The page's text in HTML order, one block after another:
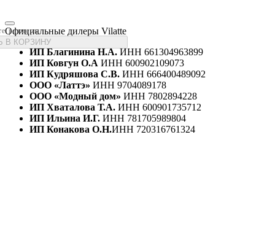
размеры
В КОРЗИНУ
Официальные дилеры Vilatte
ИП Благинина Н.А.ИНН 661304963899
ИП Ковгун О.А ИНН 600902109073
ИП Кудряшова С.В. ИНН 666400489092
ООО «Латтэ» ИНН 9704089178
ООО «Модный дом» ИНН 7802894228
ИП Хваталова Т.А. ИНН 600901735712
ИП Ильина И.Г. ИНН 781705989804
ИП Конакова О.Н.ИНН 720316761324